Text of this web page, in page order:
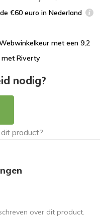
€60 euro in Nederland
met een 9,2
Riverty
nodig?
over dit product.